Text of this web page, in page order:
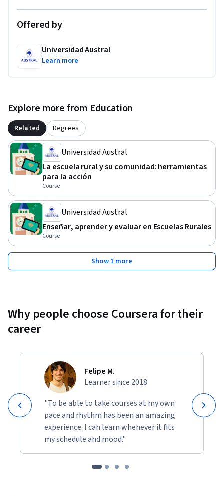
Offered by
Universidad Austral
Learn more
Explore more from Education
Related Degrees
Universidad Austral
La escuela rural y su comunidad: herramientas
para la acción
Course
Universidad Austral
Enseñar, aprender y evaluar en Escuelas Rurales
Course
Show 1 more
Why people choose Coursera for their
career
Felipe M.
Learner since 2018
"To be able to take courses at my own
pace and rhythm has been an amazing
experience. I can learn whenever it fits
my schedule and mood."